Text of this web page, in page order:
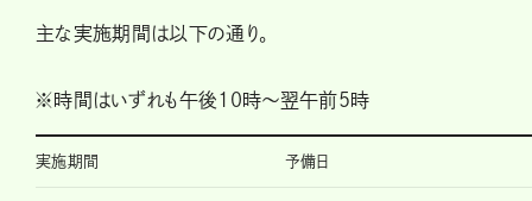
主な実施期間は以下の通り。
※時間はいずれも午後10時～翌午前5時
実施期間 予備日